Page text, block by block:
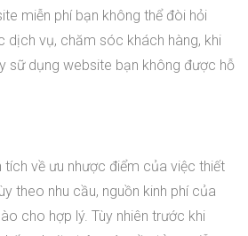
miễn phí bạn không thể đòi hỏi
dịch vụ, chăm sóc khách hàng, khi
sữ dụng website bạn không được hỗ
về ưu nhược điểm của việc thiết
theo nhu cầu, nguồn kinh phí của
cho hợp lý. Tùy nhiên trước khi